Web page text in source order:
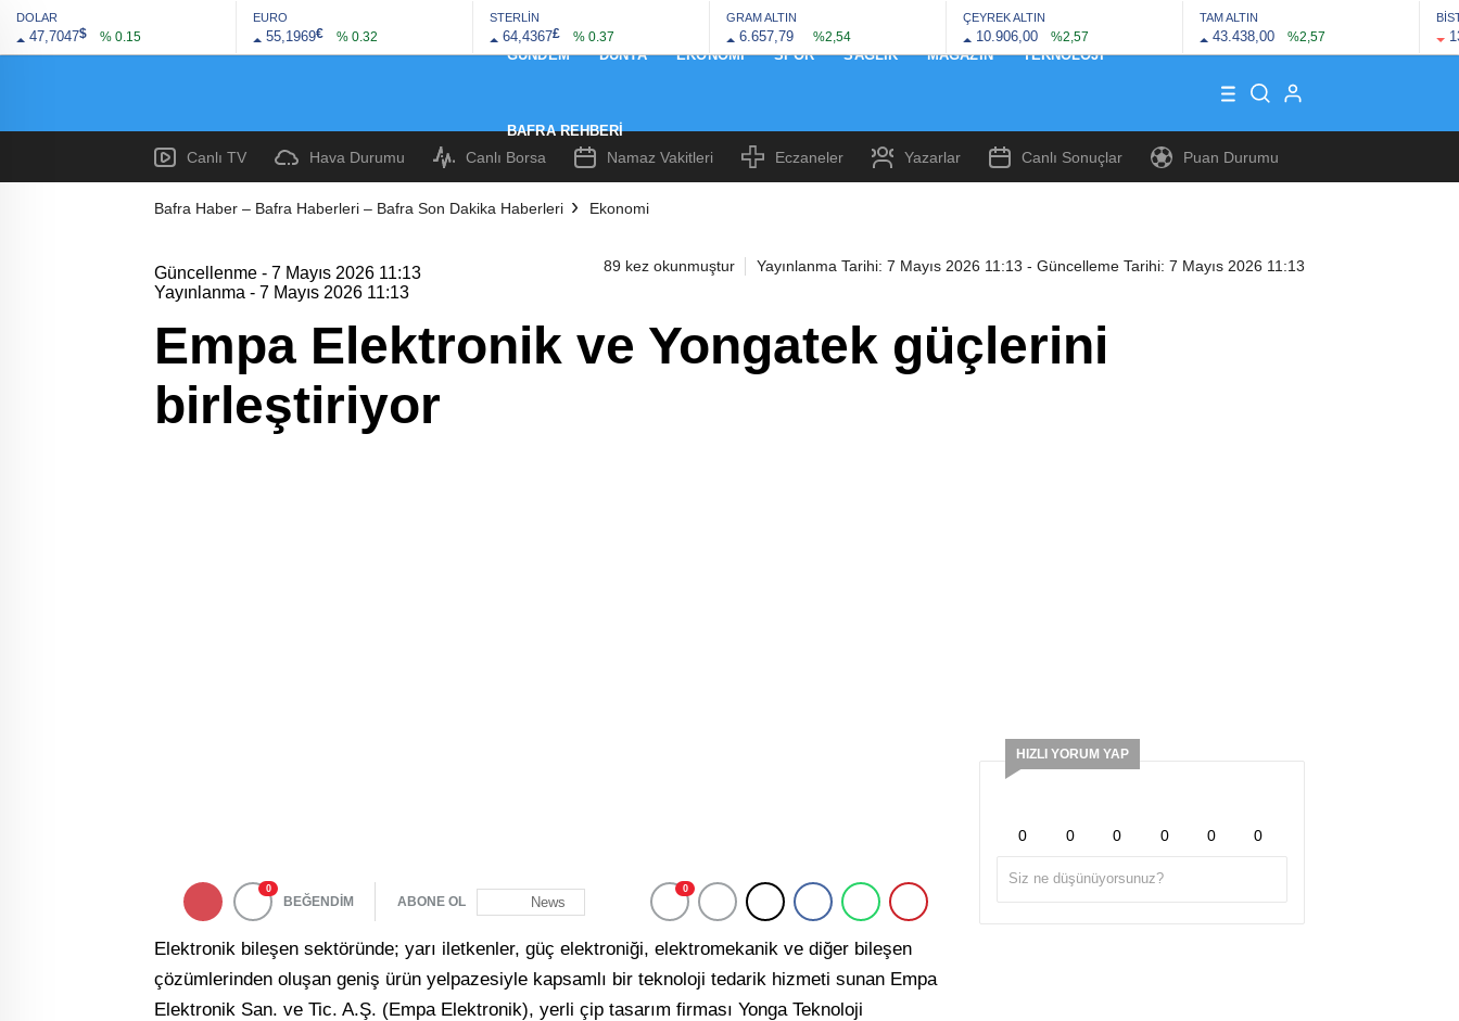
DOLAR
47,7047$ % 0.15
EURO
55,1969€ % 0.32
STERLİN
64,4367£ % 0.37
GRAM ALTIN
6.657,79 %2,54
ÇEYREK ALTIN
10.906,00 %2,57
TAM ALTIN
43.438,00 %2,57
GÜNDEM
DÜNYA EKONOMI SPOR SAĞLIK MAGAZIN TEKNOLOJI
BAFRA REHBERI
Canlı TV Hava Durumu Canlı Borsa Namaz Vakitleri Eczaneler Yazarlar Canlı Sonuçlar Puan Durumu
Bafra Haber – Bafra Haberleri – Bafra Son Dakika Haberleri Ekonomi
89 kez okunmuştur Yayınlanma Tarihi: 7 Mayıs 2026 11:13 - Güncelleme Tarihi: 7 Mayıs 2026 11:13
Güncellenme - 7 Mayıs 2026 11:13
Yayınlanma - 7 Mayıs 2026 11:13
Empa Elektronik ve Yongatek güçlerini
birleştiriyor
0
BEĞENDİM ABONE OL News
0
Elektronik bileşen sektöründe; yarı iletkenler, güç elektroniği, elektromekanik ve diğer bileşen
çözümlerinden oluşan geniş ürün yelpazesiyle kapsamlı bir teknoloji tedarik hizmeti sunan Empa
Elektronik San. ve Tic. A.Ş. (Empa Elektronik), yerli çip tasarım firması Yonga Teknoloji
HIZLI YORUM YAP
0 0 0 0 0 0